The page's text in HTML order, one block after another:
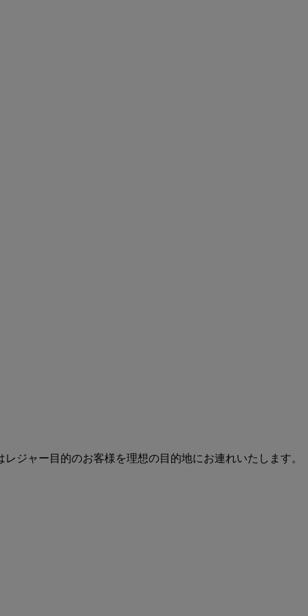
ジャー目的のお客様を理想の目的地にお連れいたします。